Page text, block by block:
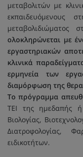
μεταβολιτών με
εκπαιδευόμενους
μεταβολιδιώματος
ολοκληρώνεται με
εργαστηριακών
κλινικά
ερμηνεία των
διαμόρφωση της
Το πρόγραμμα
ΤΕΙ της ημεδαπής
Βιολογίας,
Διατροφολογίας,
ειδικοτήτων.